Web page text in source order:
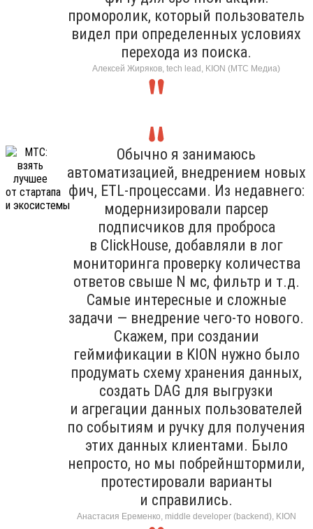
проморолик, который пользователь
видел при определенных условиях
перехода из поиска.
Алексей Жиряков, tech lead, KION (МТС Медиа)
Обычно я занимаюсь
автоматизацией, внедрением новых
фич, ETL-процессами. Из недавнего:
модернизировали парсер
подписчиков для проброса
в ClickHouse, добавляли в лог
мониторинга проверку количества
ответов свыше N мс, фильтр и т.д.
Самые интересные и сложные
задачи — внедрение чего-то нового.
Скажем, при создании
геймификации в KION нужно было
продумать схему хранения данных,
создать DAG для выгрузки
и агрегации данных пользователей
по событиям и ручку для получения
этих данных клиентами. Было
непросто, но мы побрейнштормили,
протестировали варианты
и справились.
Анастасия Еременко, middle developer (backend), KION